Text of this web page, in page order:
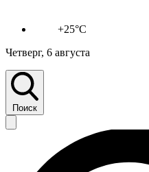
+25°C
Четверг, 6 августа
Поиск